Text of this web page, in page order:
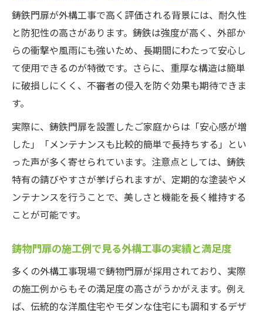
鋳鉄門扉が外構工事で高く評価される背景には、耐久性
と防犯性の高さがあります。鋳鉄は強度が高く、外部か
らの衝撃や風雨にも強いため、長期間にわたって安心し
て使用できるのが特徴です。さらに、重厚な構造は簡単
に破損しにくく、不審者の侵入を防ぐ効果も期待できま
す。
実際に、鋳鉄門扉を設置したご家庭からは「安心感が増
した」「メンテナンスも比較的簡単で長持ちする」とい
った声が多く寄せられています。注意点としては、鋳鉄
特有の錆びやすさが挙げられますが、定期的な塗装やメ
ンテナンスを行うことで、美しさと機能を長く維持する
ことが可能です。
鋳物門扉の施工例で見る外構工事の実績と満足度
多くの外構工事現場で鋳物門扉が採用されており、実際
の施工例からもその満足度の高さがうかがえます。例え
ば、伝統的な洋風住宅やモダンな住宅にも調和するデザ